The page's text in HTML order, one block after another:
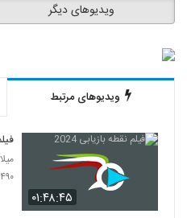
ویدیوهای دیگر
ویدیوهای مرتبط
۰۱:۴۸:۴۵
۴۹۰ بازدید